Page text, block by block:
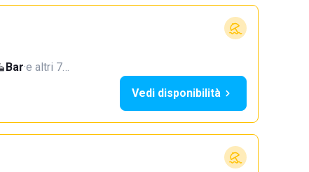
Bar·e altri 7…
Vedi disponibilità